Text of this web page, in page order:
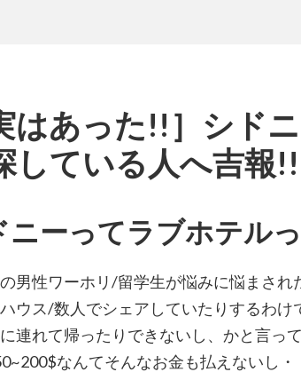
はあった!!］シド
している人へ吉報
ニーってラブホテル
男性ワーホリ/留学生が悩みに悩まされ
ウス/数人でシェアしていたりするわ
連れて帰ったりできないし、かと言っ
なんてそんなお金も払えないし